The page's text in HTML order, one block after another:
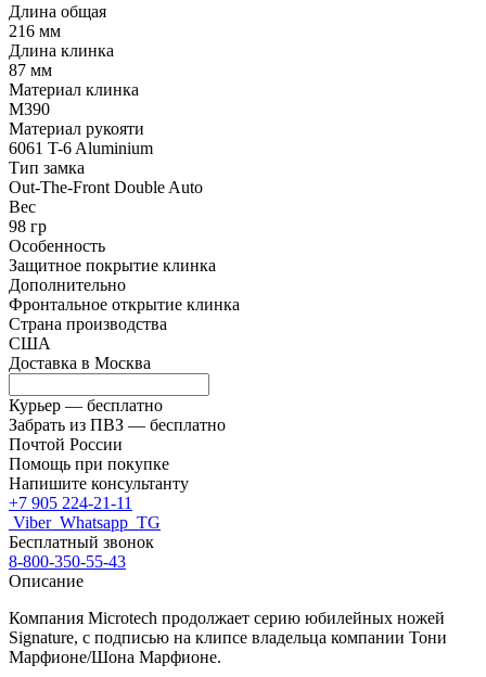
Длина общая
216 мм
Длина клинка
87 мм
Материал клинка
M390
Материал рукояти
6061 T-6 Aluminium
Тип замка
Out-The-Front Double Auto
Вес
98 гр
Особенность
Защитное покрытие клинка
Дополнительно
Фронтальное открытие клинка
Страна производства
США
Доставка в Москва
Курьер — бесплатно
Забрать из ПВЗ — бесплатно
Почтой России
Помощь при покупке
Напишите консультанту
+7 905 224-21-11
Viber Whatsapp TG
Бесплатный звонок
8-800-350-55-43
Описание
Компания Microtech продолжает серию юбилейных ножей
Signature, с подписью на клипсе владельца компании Тони
Марфионе/Шона Марфионе.